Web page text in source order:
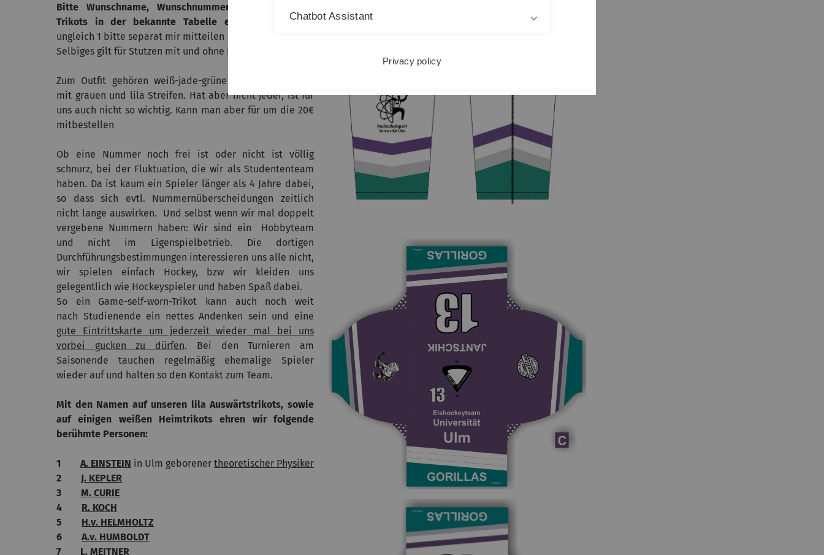
Bitte Wunschname, Wunschnummer und Größe des
Trikots in der bekannte Tabelle eintragen.
Anzahl
ungleich 1 bitte separat mir mitteilen
Selbiges gilt für Stutzen mit und ohne Klett!
Zum Outfit gehören weiß-jade-grüne Stutzen ebenfalls
mit grauen und lila Streifen. Hat aber nicht jeder, ist für
uns auch nicht so wichtig. Kann man aber für um die 20€
mitbestellen
Ob eine Nummer noch frei ist oder nicht ist völlig
schnurz, bei der Fluktuation, die wir als Studententeam
haben. Da ist kaum ein Spieler länger als 4 Jahre dabei,
so dass sich evtl. Nummernüberscheidungen zeitlich
nicht lange auswirken. Und selbst wenn wir mal doppelt
vergebene Nummern haben: Wir sind ein Hobbyteam
und nicht im Ligenspielbetrieb. Die dortigen
Durchführungsbestimmungen interessieren uns alle nicht,
wir spielen einfach Hockey, bzw wir kleiden uns
gelegentlich wie Hockeyspieler und haben Spaß dabei.
So ein Game-self-worn-Trikot kann auch noch weit
nach Studienende ein nettes Andenken sein und eine
gute Eintrittskarte um jederzeit wieder mal bei uns
vorbei gucken zu dürfen. Bei den Turnieren am
Saisonende tauchen regelmäßig ehemalige Spieler
wieder auf und halten so den Kontakt zum Team.
Mit den Namen auf unseren lila Auswärtstrikots, sowie
auf einigen weißen Heimtrikots ehren wir folgende
berühmte Personen:
1 A. EINSTEIN in Ulm geborener theoretischer Physiker
2 J. KEPLER
3 M. CURIE
4 R. KOCH
5 H.v. HELMHOLTZ
6 A.v. HUMBOLDT
7 L. MEITNER
Chatbot Assistant
Privacy policy